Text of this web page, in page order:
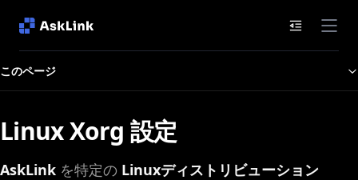
ドキュメン
このページ
Linux Xorg 設定
AskLink を特定の Linuxディストリビューション